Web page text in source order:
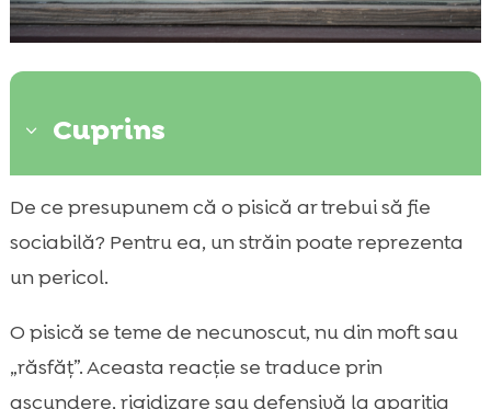
3 Cuprins
 De ce unele pisici se tem de oameni
necunoscuți
Semnele prin care recunoaștem anxietatea
 Cauze frecvente ale comportamentului
retras sau defensiv
neîncrederea pisicii față de străini: ce
De ce presupunem că o pisică ar trebui să fie
sociabilă? Pentru ea, un străin poate reprezenta
un pericol.
O pisică se teme de necunoscut, nu din moft sau
„răsfăț”. Aceasta reacție se traduce prin
ascundere, rigidizare sau defensivă la apariția